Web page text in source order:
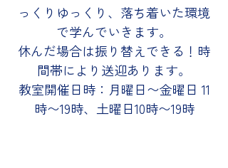
っくりゆっくり、落ち着いた環境
で学んでいきます。
休んだ場合は振り替えできる！時
間帯により送迎あります。
​教室開催日時：月曜日〜金曜日 11
時〜19時、土曜日10時〜19時